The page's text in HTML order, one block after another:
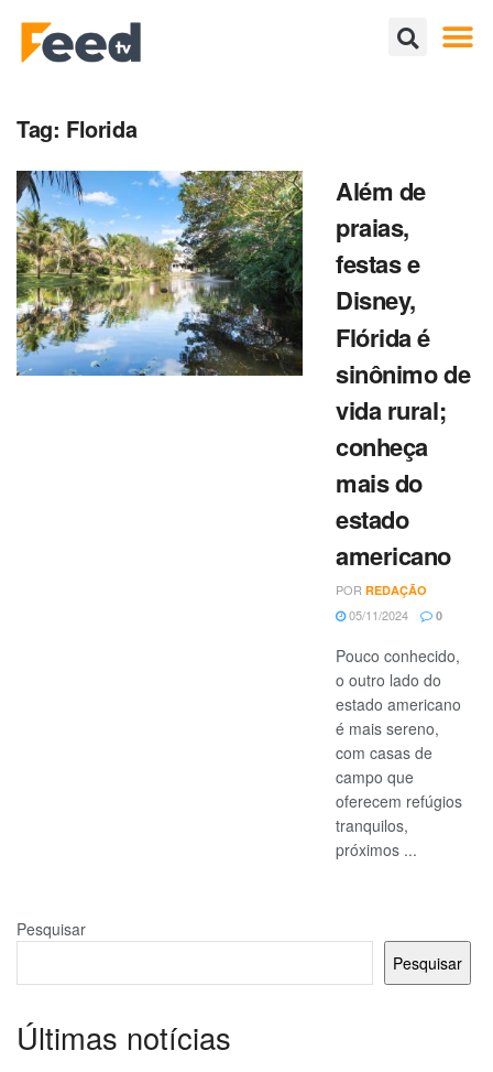
Tag: Florida
Além de
praias,
festas e
Disney,
Flórida é
sinônimo de
vida rural;
conheça
mais do
estado
americano
POR REDAÇÃO
05/11/2024 0
Pouco conhecido,
o outro lado do
estado americano
é mais sereno,
com casas de
campo que
oferecem refúgios
tranquilos,
próximos ...
Pesquisar
Pesquisar
Últimas notícias